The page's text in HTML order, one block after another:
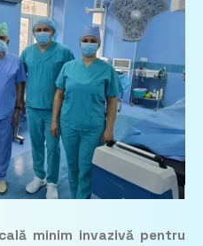
minim invazivă pentru